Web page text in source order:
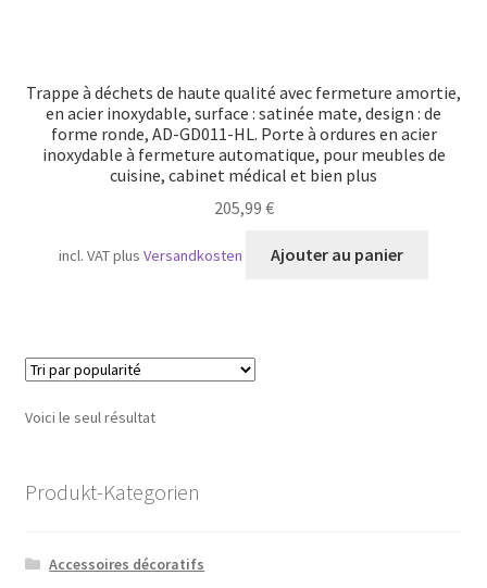
Trappe à déchets de haute qualité avec fermeture amortie,
en acier inoxydable, surface : satinée mate, design : de
forme ronde, AD-GD011-HL. Porte à ordures en acier
inoxydable à fermeture automatique, pour meubles de
cuisine, cabinet médical et bien plus
205,99 €
incl. VATplusVersandkosten Ajouter au panier
Voici le seul résultat
Produkt-Kategorien
Accessoires décoratifs